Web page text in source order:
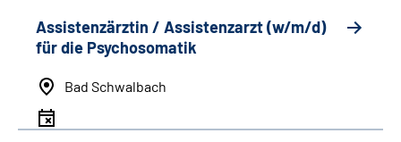
Assistenzärztin / Assistenzarzt (w/m/d)
für die Psychosomatik
Bad Schwalbach